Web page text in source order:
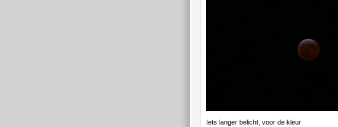
Iets langer belicht, voor de kleur